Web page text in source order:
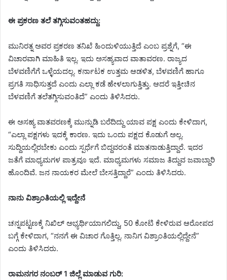
ಈ ಪ್ರಕರಣ ತಲೆ ತಗ್ಗಿಸುವಂತಹದ್ದು:
ಮುನಿರತ್ನ ಅವರ ಪ್ರಕರಣ ತನಿಖೆ ಹಿಂದುಳಿಯುತ್ತಿದೆ ಎಂಬ ಪ್ರಶ್ನೆಗೆ, “ಈ
ವಿಚಾರವಾಗಿ ಮಾಹಿತಿ ಇಲ್ಲ. ಇದು ಅಸಹ್ಯವಾದ ವಾತಾವರಣ. ರಾಜ್ಯದ
ಬೆಳವಣಿಗೆಗೆ ಒಳ್ಳೆಯದಲ್ಲ. ಕರ್ನಾಟಕ ಉತ್ತಮ ಆಡಳಿತ, ಬೆಳವಣಿಗೆ ಹಾಗೂ
ಪ್ರಗತಿ ಸಾಧಿಸುತ್ತದೆ ಎಂದು ಎಲ್ಲಾ ಕಡೆ ಹೇಳಲಾಗುತ್ತಿತ್ತು. ಆದರೆ ಇತ್ತೀಚಿನ
ಬೆಳವಣಿಗೆ ತಲೆತಗ್ಗಿಸುವಂತಿದೆ” ಎಂದು ತಿಳಿಸಿದರು.
ಈ ಅಸಹ್ಯ ವಾತವರಣಕ್ಕೆ ಮುನ್ನುಡಿ ಬರೆದಿದ್ದು ಯಾವ ಪಕ್ಷ ಎಂದು ಕೇಳಿದಾಗ,
“ಎಲ್ಲಾ ಪಕ್ಷಗಳು ಇದಕ್ಕೆ ಕಾರಣ. ಇದು ಒಂದು ಪಕ್ಷದ ಕೊಡುಗೆ ಅಲ್ಲ.
ಸುದ್ದಿಯಲ್ಲಿರಬೇಕು ಎಂದು ಸ್ಪರ್ಧೆಗೆ ಬಿದ್ದವರಂತೆ ಮಾತನಾಡುತ್ತಿದ್ದಾರೆ. ಇದರ
ಜತೆಗೆ ಮಾಧ್ಯಮಗಳ ಪಾತ್ರವೂ ಇದೆ. ಮಾಧ್ಯಮಗಳು ಸಮಾಜ ತಿದ್ದುವ ಜವಾಬ್ದಾರಿ
ಹೊಂದಿವೆ. ಜನ ನಾಯಕರ ಮೇಲೆ ಬೇಸತ್ತಿದ್ದಾರೆ” ಎಂದು ತಿಳಿಸಿದರು.
ನಾನು ವಿಶ್ರಾಂತಿಯಲ್ಲಿ ಇದ್ದೇನೆ
ಚನ್ನಪಟ್ಟಣಕ್ಕೆ ನಿಖಿಲ್ ಅಭ್ಯರ್ಥಿಯಾಗಲಿದ್ದು, 50 ಕೋಟಿ ಕೇಳಿರುವ ಆರೋಪದ
ಬಗ್ಗೆ ಕೇಳಿದಾಗ, “ನನಗೆ ಈ ವಿಚಾರ ಗೊತ್ತಿಲ್ಲ. ನಾನಿಗ ವಿಶ್ರಾಂತಿಯಲ್ಲಿದ್ದೇನೆ”
ಎಂದು ತಿಳಿಸಿದರು.
ರಾಮನಗರ ನಂಬರ್ 1 ಜಿಲ್ಲೆ ಮಾಡುವ ಗುರಿ: